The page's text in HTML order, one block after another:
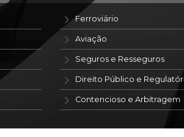
Ferroviário
Aviação
Seguros e Resseguros
Direito Público e
Contencioso e Arbitragem